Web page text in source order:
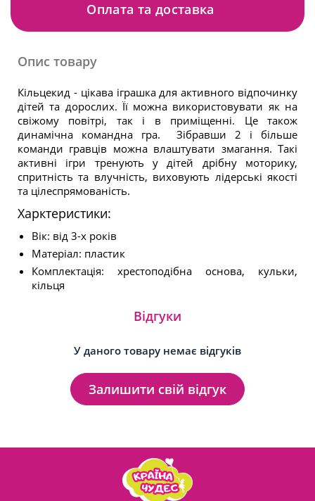
Оплата та доставка
Опис товару
Кільцекид - цікава іграшка для активного відпочинку
дітей та дорослих. Її можна використовувати як на
свіжому повітрі, так і в приміщенні. Це також
динамічна командна гра. Зібравши 2 і більше
команди гравців можна влаштувати змагання. Такі
активні ігри тренують у дітей дрібну моторику,
спритність та влучність, виховують лідерські якості
та цілеспрямованість.
Харктеристики:
Вік: від 3-х років
Матеріал: пластик
Комплектація: хрестоподібна основа, кульки,
кільця
Відгуки
У даного товару немає відгуків
Залишити свій відгук